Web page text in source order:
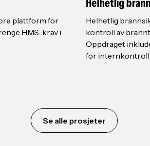
plattform for
HMS-krav i
Helhetlig
kontroll av
Oppdraget
for internkontroll
Se alle prosjeter